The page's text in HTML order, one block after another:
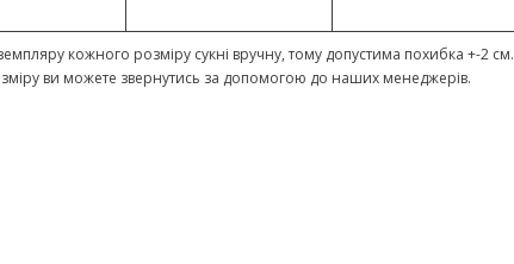
кожного розміру сукні вручну, тому допустима похибка +-2 см.
ви можете звернутись за допомогою до наших менеджерів.